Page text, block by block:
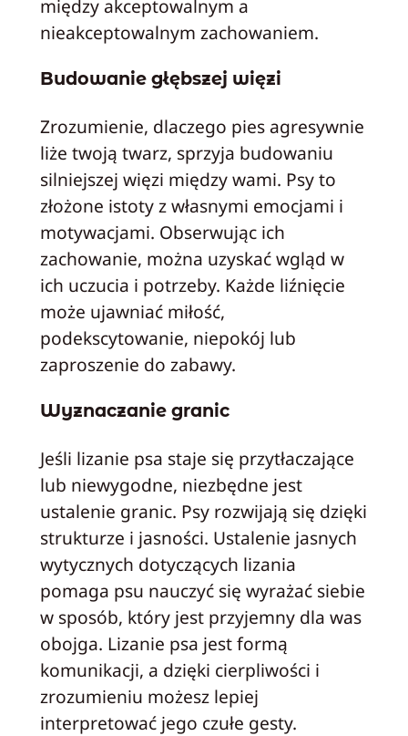
między akceptowalnym a
nieakceptowalnym zachowaniem.
Budowanie głębszej więzi
Zrozumienie, dlaczego pies agresywnie
liże twoją twarz, sprzyja budowaniu
silniejszej więzi między wami. Psy to
złożone istoty z własnymi emocjami i
motywacjami. Obserwując ich
zachowanie, można uzyskać wgląd w
ich uczucia i potrzeby. Każde liźnięcie
może ujawniać miłość,
podekscytowanie, niepokój lub
zaproszenie do zabawy.
Wyznaczanie granic
Jeśli lizanie psa staje się przytłaczające
lub niewygodne, niezbędne jest
ustalenie granic. Psy rozwijają się dzięki
strukturze i jasności. Ustalenie jasnych
wytycznych dotyczących lizania
pomaga psu nauczyć się wyrażać siebie
w sposób, który jest przyjemny dla was
obojga. Lizanie psa jest formą
komunikacji, a dzięki cierpliwości i
zrozumieniu możesz lepiej
interpretować jego czułe gesty.